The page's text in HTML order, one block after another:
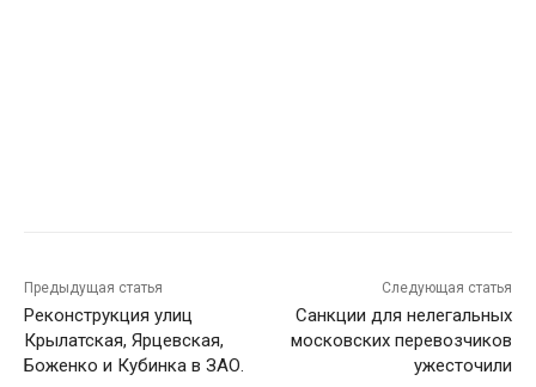
Предыдущая статья
Реконструкция улиц
Крылатская, Ярцевская,
Боженко и Кубинка в ЗАО.
Следующая статья
Санкции для нелегальных
московских перевозчиков
ужесточили